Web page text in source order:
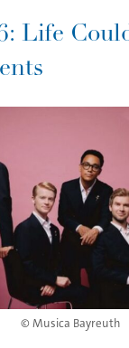
Life
© Musica Bayreuth